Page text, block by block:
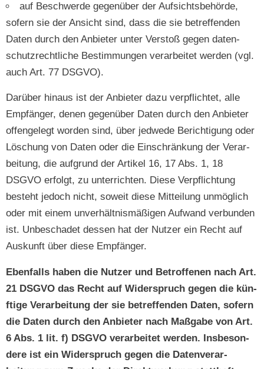
auf Beschw­erde gegenüber der Auf­sichts­be­hörde,
sofern sie der Ansicht sind, dass die sie betr­e­f­fend­en
Dat­en durch den Anbi­eter unter Ver­stoß gegen daten­
schutzrechtliche Bes­tim­mungen ver­ar­beit­et wer­den (vgl.
auch Art. 77 DSGVO).
Darüber hin­aus ist der Anbi­eter dazu verpflichtet, alle
Empfänger, denen gegenüber Dat­en durch den Anbi­eter
offen­gelegt wor­den sind, über jed­wede Berich­ti­gung oder
Löschung von Dat­en oder die Ein­schränkung der Ver­ar­
beitung, die auf­grund der Artikel 16, 17 Abs. 1, 18
DSGVO erfol­gt, zu unter­richt­en. Diese Verpflich­tung
beste­ht jedoch nicht, soweit diese Mit­teilung unmöglich
oder mit einem unver­hält­nis­mäßi­gen Aufwand ver­bun­den
ist. Unbeschadet dessen hat der Nutzer ein Recht auf
Auskun­ft über diese Empfänger.
Eben­falls haben die Nutzer und Betrof­fe­nen nach Art.
21 DSGVO das Recht auf Wider­spruch gegen die kün­
ftige Ver­ar­beitung der sie betr­e­f­fend­en Dat­en, sofern
die Dat­en durch den Anbi­eter nach Maß­gabe von Art.
6 Abs. 1 lit. f) DSGVO ver­ar­beit­et wer­den. Ins­beson­
dere ist ein Wider­spruch gegen die Daten­ver­ar­